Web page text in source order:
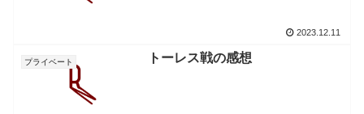
2023.12.11
プライベート トーレス戦の感想